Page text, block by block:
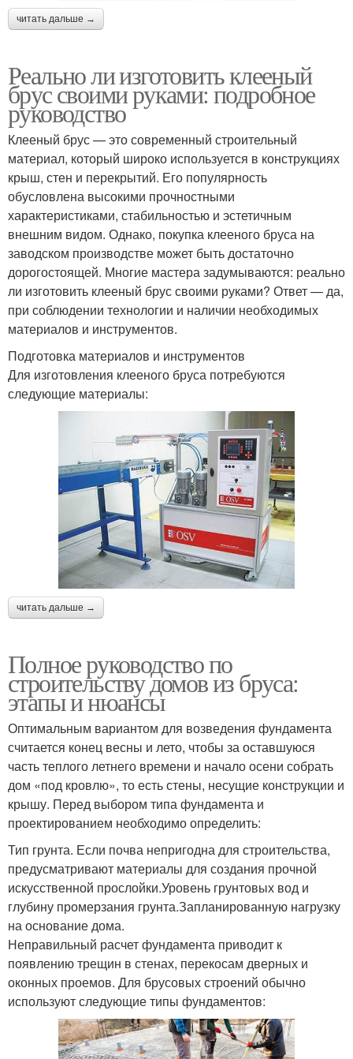
читать дальше →
Реально ли изготовить клееный
брус своими руками: подробное
руководство
Клееный брус — это современный строительный
материал, который широко используется в конструкциях
крыш, стен и перекрытий. Его популярность
обусловлена высокими прочностными
характеристиками, стабильностью и эстетичным
внешним видом. Однако, покупка клееного бруса на
заводском производстве может быть достаточно
дорогостоящей. Многие мастера задумываются: реально
ли изготовить клееный брус своими руками? Ответ — да,
при соблюдении технологии и наличии необходимых
материалов и инструментов.
Подготовка материалов и инструментов
Для изготовления клееного бруса потребуются
следующие материалы:
читать дальше →
Полное руководство по
строительству домов из бруса:
этапы и нюансы
Оптимальным вариантом для возведения фундамента
считается конец весны и лето, чтобы за оставшуюся
часть теплого летнего времени и начало осени собрать
дом «под кровлю», то есть стены, несущие конструкции и
крышу. Перед выбором типа фундамента и
проектированием необходимо определить:
Тип грунта. Если почва непригодна для строительства,
предусматривают материалы для создания прочной
искусственной прослойки.Уровень грунтовых вод и
глубину промерзания грунта.Запланированную нагрузку
на основание дома.
Неправильный расчет фундамента приводит к
появлению трещин в стенах, перекосам дверных и
оконных проемов. Для брусовых строений обычно
используют следующие типы фундаментов: